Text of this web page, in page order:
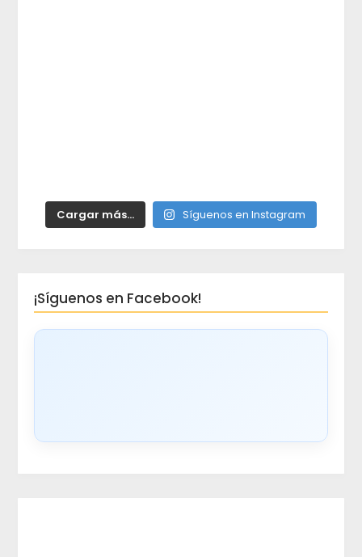
Cargar más... Síguenos en Instagram
¡Síguenos en Facebook!